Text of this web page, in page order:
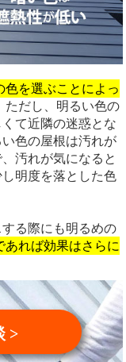
色を選ぶことによっ
ただし、明るい色の
て近隣の迷惑とな
色の屋根は汚れが
汚れが気になると
明度を落とした色
る際にも明るめの
あれば効果はさらに
>